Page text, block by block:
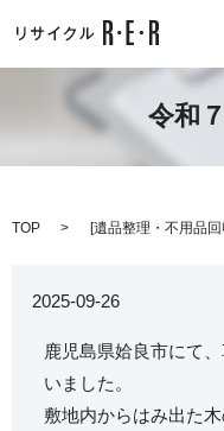
令和
TOP [遺品整理・不用品
2025-09-26
鹿児島県姶良市にて
いました。
敷地内からはみ出た